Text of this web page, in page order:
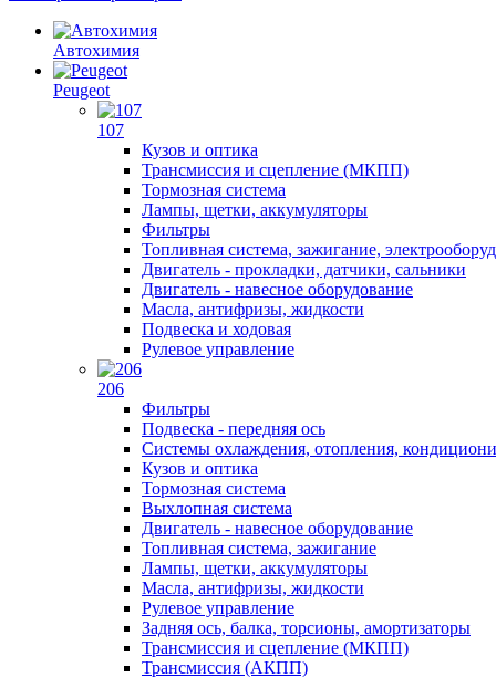
Автохимия
Peugeot
107
Кузов и оптика
Трансмиссия и сцепление (МКПП)
Тормозная система
Лампы, щетки, аккумуляторы
Фильтры
Топливная система, зажигание,
Двигатель - прокладки, датчики, сальники
Двигатель - навесное оборудование
Масла, антифризы, жидкости
Подвеска и ходовая
Рулевое управление
206
Фильтры
Подвеска - передняя ось
Системы охлаждения, отопления,
Кузов и оптика
Тормозная система
Выхлопная система
Двигатель - навесное оборудование
Топливная система, зажигание
Лампы, щетки, аккумуляторы
Масла, антифризы, жидкости
Рулевое управление
Задняя ось, балка, торсионы, амортизаторы
Трансмиссия и сцепление (МКПП)
Трансмиссия (АКПП)